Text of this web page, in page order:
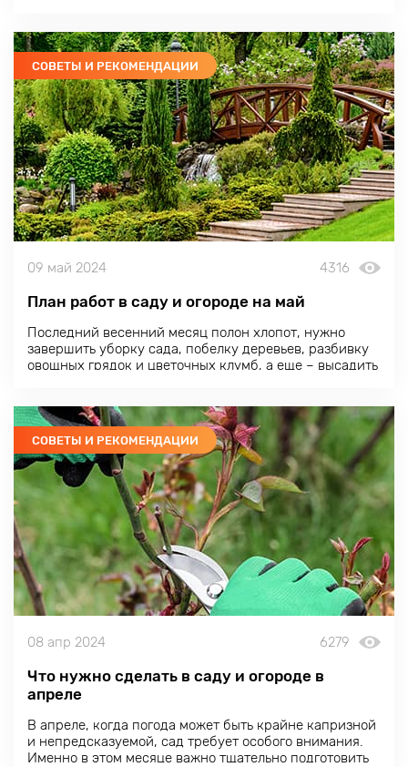
семян.
СОВЕТЫ И РЕКОМЕНДАЦИИ
09 май 2024 4316
План работ в саду и огороде на май
Последний весенний месяц полон хлопот, нужно
завершить уборку сада, побелку деревьев, разбивку
овощных грядок и цветочных клумб, а еще – высадить
СОВЕТЫ И РЕКОМЕНДАЦИИ
08 апр 2024 6279
Что нужно сделать в саду и огороде в
апреле
В апреле, когда погода может быть крайне капризной
и непредсказуемой, сад требует особого внимания.
Именно в этом месяце важно тщательно подготовить